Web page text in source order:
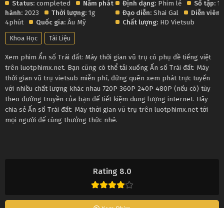
Rating 8.0
Status: completed
Năm phát
hành: 2023 Thời lượng: 1g
4phút
Quốc gia: Âu Mỹ
Định dạng: Phim lẻ Số tập: 1
Đạo diễn: Shai Gal
Diễn viên:
Chất lượng: HD Vietsub
Khoa Học Tài Liệu
Xem phim Ẩn số Trái đất: Máy thời gian vũ trụ có phụ đề tiếng việt
trên luotphimx.net. Bạn cũng có thể tải xuống Ẩn số Trái đất: Máy
thời gian vũ trụ vietsub miễn phí, đừng quên xem phát trực tuyến
với nhiều chất lượng khác nhau 720P 360P 240P 480P (nếu có) tùy
theo đường truyền của bạn để tiết kiệm dung lượng internet. Hãy
chia sẻ Ẩn số Trái đất: Máy thời gian vũ trụ trên luotphimx.net tới
mọi người để cùng thưởng thức nhé.